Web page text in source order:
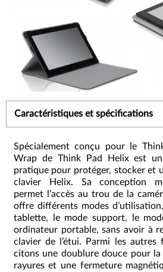
Caractéristiques et spécifications
Spécialement conçu pour le
Wrap de Think Pad Helix est
pratique pour protéger, stocker et
clavier Helix. Sa conception
permet l’accès au trou de la
offre différents modes
tablette, le mode support, le
ordinateur portable, sans avoir à
clavier de l’étui. Parmi les autres
citons une doublure douce pour
rayures et une fermeture